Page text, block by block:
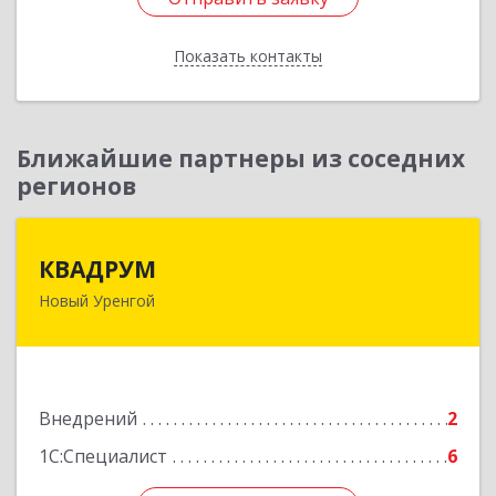
Показать контакты
Отправить заявку
Назад
Ближайшие партнеры из соседних
регионов
КВАДРУМ
Новый Уренгой
Внедрений
2
1С:Специалист
6
629309, Ямало-Ненецкий АО, Новый Уренгой г,